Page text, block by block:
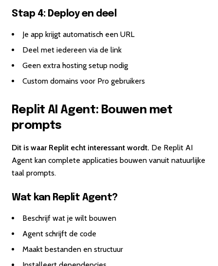
Stap 4: Deploy en deel
Je app krijgt automatisch een URL
Deel met iedereen via de link
Geen extra hosting setup nodig
Custom domains voor Pro gebruikers
Replit AI Agent: Bouwen met
prompts
Dit is waar Replit echt interessant wordt. De Replit AI
Agent kan complete applicaties bouwen vanuit natuurlijke
taal prompts.
Wat kan Replit Agent?
Beschrijf wat je wilt bouwen
Agent schrijft de code
Maakt bestanden en structuur